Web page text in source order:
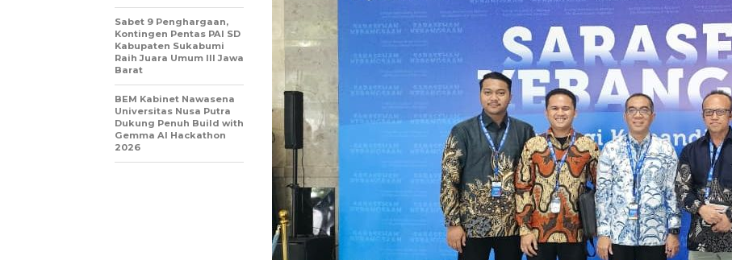
Sabet 9 Penghargaan,
Kontingen Pentas PAI SD
Kabupaten Sukabumi
Raih Juara Umum III Jawa
Barat
BEM Kabinet Nawasena
Universitas Nusa Putra
Dukung Penuh Build with
Gemma AI Hackathon
2026